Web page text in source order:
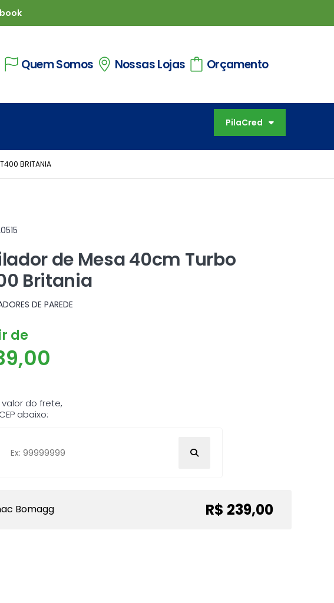
Quem Somos Nossas Lojas Orçamento
PilaCred
BRITANIA
de Mesa 40cm Turbo
Britania
DE PAREDE
de
do frete,
abaixo:
Bomagg R$ 239,00